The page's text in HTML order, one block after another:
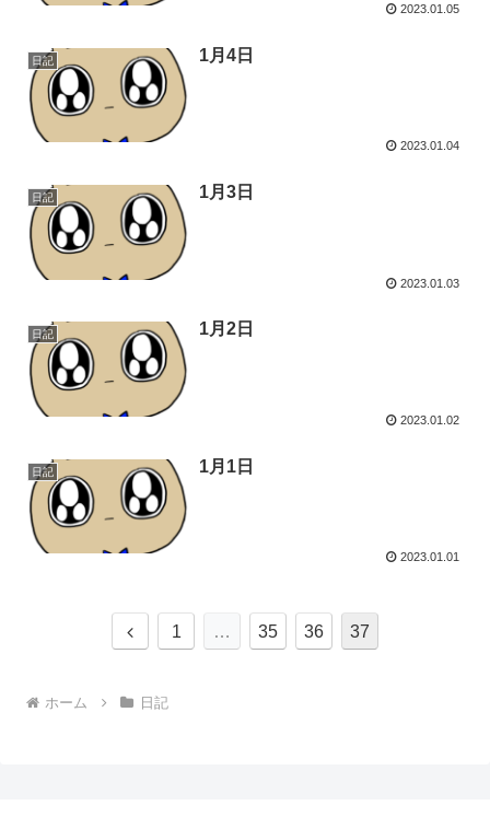
2023.01.05
日記 1月4日
2023.01.04
日記 1月3日
2023.01.03
日記 1月2日
2023.01.02
日記 1月1日
2023.01.01
前
1 … 35 36 37
ホーム 日記